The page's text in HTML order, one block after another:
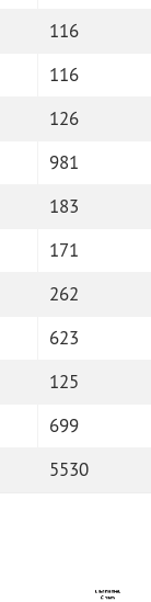
116
116
126
981
183
171
262
623
125
699
5530